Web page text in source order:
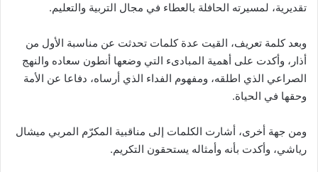
تقديرية، لمسيرته الحافلة بالعطاء في مجال التربية والتعليم.
وبعد كلمة تعريف، القيت عدة كلمات تحدثت عن مناسبة الأول من
أذار، وأكدت على أهمية المبادىء التي وضعها أنطون سعاده والنهج
الصراعي الذي اطلقه، ومفهوم الفداء الذي أرساه، دفاعا عن الأمة
وحقها في الحياة.
ومن جهة أخرى، أشارت الكلمات إلى مناقبية المكرّم المربي ميشال
رياشي، وأكدت بأنه وأمثاله يستحقون التكريم.